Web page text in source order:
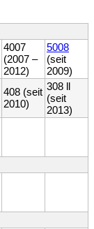
4007
(2007 –
2012)
5008
(seit
2009)
408 (seit
2010)
308 ll
(seit
2013)